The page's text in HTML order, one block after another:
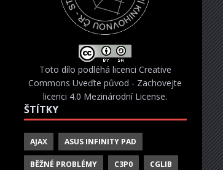
Toto dílo podléhá licenci Creative
Commons Uveďte původ - Zachovejte
licenci 4.0 Mezinárodní License.
ŠTÍTKY
AJAX ASUS INFINITY PAD
BĚŽNÉ PROBLÉMY C3P0 CGLIB